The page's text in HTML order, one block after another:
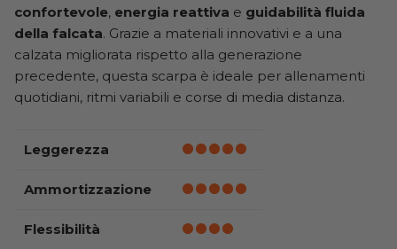
confortevole, energia reattiva e guidabilità fluida
della falcata. Grazie a materiali innovativi e a una
calzata migliorata rispetto alla generazione
precedente, questa scarpa è ideale per allenamenti
quotidiani, ritmi variabili e corse di media distanza.
Leggerezza
Ammortizzazione
Flessibilità